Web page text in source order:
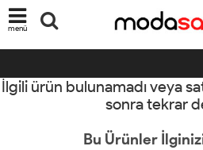
menü
İlgili ürün bulunamadı veya
sonra tekrar
Bu Ürünler